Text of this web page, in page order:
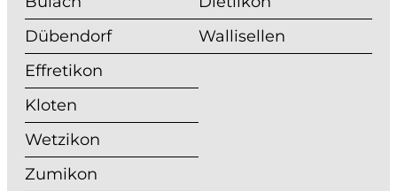
Dübendorf
Effretikon
Kloten
Wetzikon
Zumikon
Wallisellen